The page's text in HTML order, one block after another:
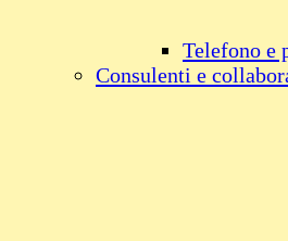
Telefono e
Consulenti e